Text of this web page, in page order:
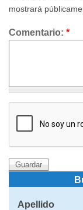
mostrará
Comentario: *
Apellido